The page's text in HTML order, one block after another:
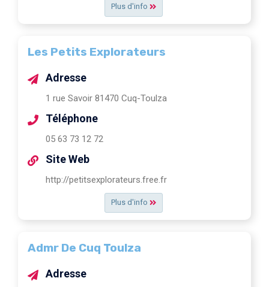
Plus d'info
Les Petits Explorateurs
Plus d'info
Adresse
1 rue Savoir 81470 Cuq-Toulza
Téléphone
05 63 73 12 72
Site Web
http://petitsexplorateurs.free.fr
Admr De Cuq Toulza
Adresse